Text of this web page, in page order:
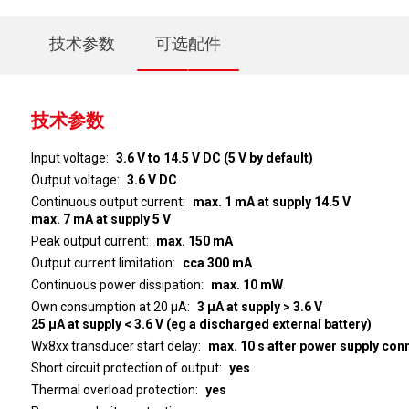
技术参数 可选配件
技术参数
Input voltage
3.6 V to 14.5 V DC (5 V by default)
Output voltage
3.6 V DC
Continuous output current
max. 1 mA at supply 14.5 V
max. 7 mA at supply 5 V
Peak output current
max. 150 mA
Output current limitation
cca 300 mA
Continuous power dissipation
max. 10 mW
Own consumption at 20 μA
3 μA at supply > 3.6 V
25 μA at supply < 3.6 V (eg a discharged external battery)
Wx8xx transducer start delay
max. 10 s after power supply
Short circuit protection of output
yes
Thermal overload protection
yes